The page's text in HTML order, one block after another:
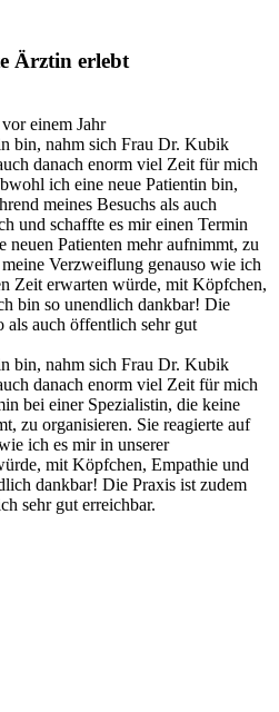
Ärztin erlebt
vor einem Jahr
bin, nahm sich Frau Dr. Kubik
danach enorm viel Zeit für mich
ich eine neue Patientin bin,
meines Besuchs als auch
und schaffte es mir einen Termin
neuen Patienten mehr aufnimmt, zu
Verzweiflung genauso wie ich
Zeit erwarten würde, mit Köpfchen,
bin so unendlich dankbar! Die
als auch öffentlich sehr gut
bin, nahm sich Frau Dr. Kubik
danach enorm viel Zeit für mich
bei einer Spezialistin, die keine
zu organisieren. Sie reagierte auf
ich es mir in unserer
mit Köpfchen, Empathie und
dankbar! Die Praxis ist zudem
sehr gut erreichbar.